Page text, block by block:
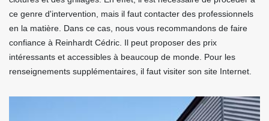
ce genre d'intervention, mais il faut contacter des professionnels
en la matière. Dans ce cas, nous vous recommandons de faire
confiance à Reinhardt Cédric. Il peut proposer des prix
intéressants et accessibles à beaucoup de monde. Pour les
renseignements supplémentaires, il faut visiter son site Internet.